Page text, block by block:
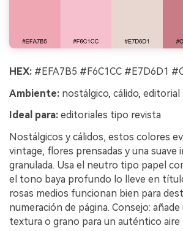
HEX: #EFA7B5 #F6C1CC #E7D6D1
Ambiente: nostálgico, cálido, editorial
Ideal para: editoriales tipo revista
Nostálgicos y cálidos, estos colores
vintage, flores prensadas y una suave
granulada. Usa el neutro tipo papel
el tono baya profundo lo lleve en
rosas medios funcionan bien para
numeración de página. Consejo:
textura o grano para un auténtico aire